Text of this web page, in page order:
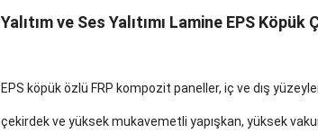
Yalıtım ve Ses Yalıtımı Lamine EPS Köpük
EPS köpük özlü FRP kompozit paneller, iç ve dış
çekirdek ve yüksek mukavemetli yapışkan, yüksek